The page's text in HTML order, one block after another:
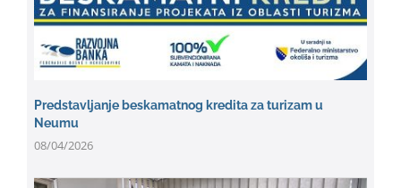
Predstavljanje beskamatnog kredita za turizam u
Neumu
08/04/2026